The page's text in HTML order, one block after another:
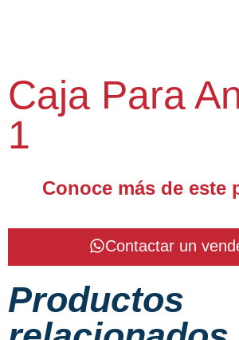
Caja Para
1
Conoce más de este
Contactar un
Productos